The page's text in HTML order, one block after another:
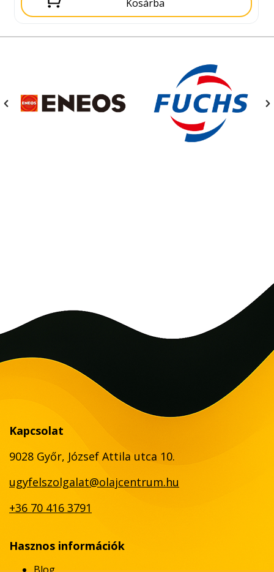
Kosárba
Kapcsolat
9028 Győr, József Attila utca 10.
ugyfelszolgalat@olajcentrum.hu
+36 70 416 3791
Hasznos információk